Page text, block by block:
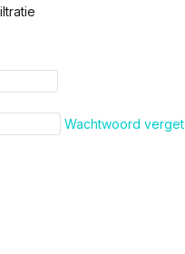
Wachtwoord